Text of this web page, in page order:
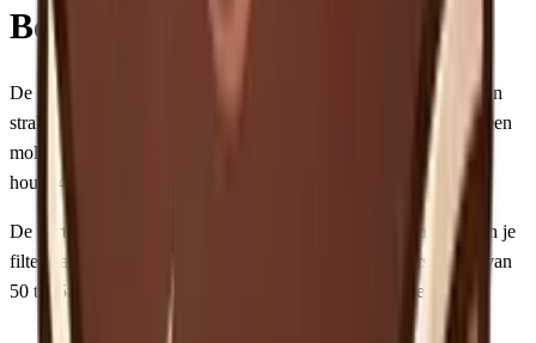
Bouwkwaliteit en design
De Smart Grinder Pro ziet er modern uit met zijn LCD scherm en
strakke lijnen. De buitenkant is voornamelijk kunststof, wat bij een
molen van €210 wat tegenvalt. De bonenhopper is van glas en
houdt 450 gram, ruim voldoende voor thuisgebruik.
De portafilter houder is een handige toevoeging. Je kunt direct in je
filterdrager malen zonder opvangbak. De houder is verstelbaar van
50 tot 58mm, dus past bij vrijwel elke espressomachine.